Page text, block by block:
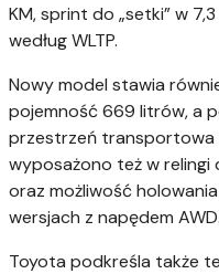
KM, sprint do „setki” w
według WLTP.
Nowy model stawia
pojemność 669 litrów, a
przestrzeń transportowa
wyposażono też w
oraz możliwość
wersjach z napędem AWD.
Toyota podkreśla także